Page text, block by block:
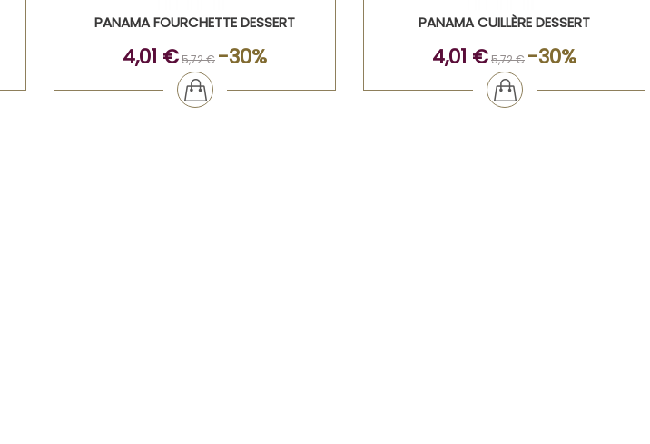
PANAMA FOURCHETTE DESSERT
4,01 €5,72 € -30%
PANAMA CUILLÈRE DESSERT
4,01 €5,72 € -30%